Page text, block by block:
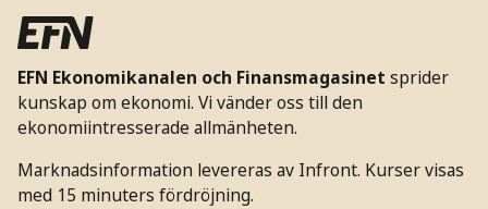
EFN Ekonomikanalen och Finansmagasinet sprider
kunskap om ekonomi. Vi vänder oss till den
ekonomiintresserade allmänheten.
Marknadsinformation levereras av Infront. Kurser visas
med 15 minuters fördröjning.